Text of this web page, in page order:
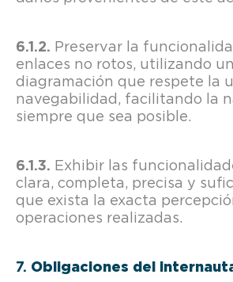
Preservar la
enlaces no rotos, utilizando
diagramación que respete la
navegabilidad, facilitando la
siempre que sea posible.
Exhibir las
clara, completa, precisa y
que exista la exacta
operaciones realizadas.
Obligaciones del